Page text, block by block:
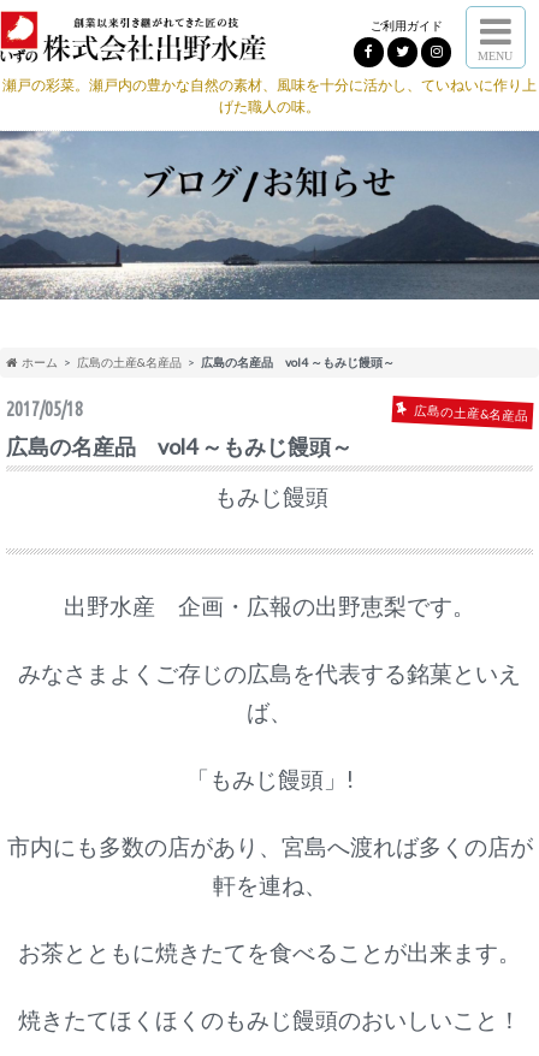
ご利用ガイド
MENU
瀬戸の彩菜。瀬戸内の豊かな自然の素材、風味を十分に活かし、ていねいに作り上
げた職人の味。
ホーム 広島の土産&名産品 広島の名産品 vol4 ～もみじ饅頭～
2017/05/18 広島の土産&名産品
広島の名産品 vol4 ～もみじ饅頭～
もみじ饅頭
出野水産 企画・広報の出野恵梨です。
みなさまよくご存じの広島を代表する銘菓といえ
ば、
「もみじ饅頭」!
市内にも多数の店があり、宮島へ渡れば多くの店が
軒を連ね、
お茶とともに焼きたてを食べることが出来ます。
焼きたてほくほくのもみじ饅頭のおいしいこと！